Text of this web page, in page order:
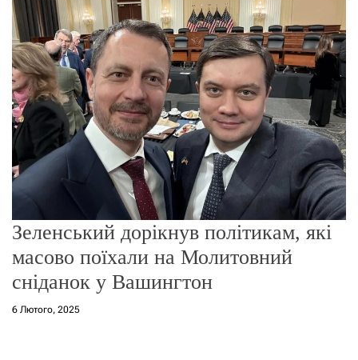
в
о
г
о
е
ж
и
Зеленський дорікнув політикам, які
масово поїхали на Молитовний
сніданок у Вашингтон
6 Лютого, 2025